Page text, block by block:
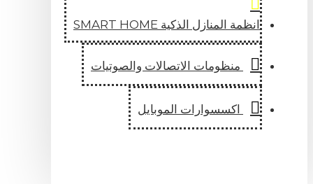
انظمة المنازل الذكية SMART HOME
منظومات الاتصالات والصوتيات
اكسسوارات الموبايل